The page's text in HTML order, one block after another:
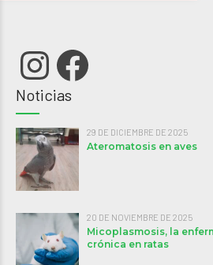
Instagram
Facebook
Noticias
29 DE DICIEMBRE DE 2025
Ateromatosis en aves
20 DE NOVIEMBRE DE 2025
Micoplasmosis, la
crónica en ratas